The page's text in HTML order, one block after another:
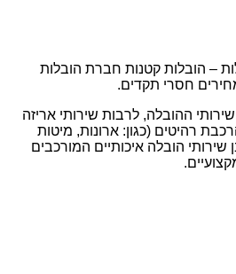
– הובלות קטנות חברת הובלות
חסרי תקדים.
ההובלה, לרבות שירותי אריזה
רהיטים (כגון: ארונות, מיטות
שירותי הובלה איכותיים המורכבים